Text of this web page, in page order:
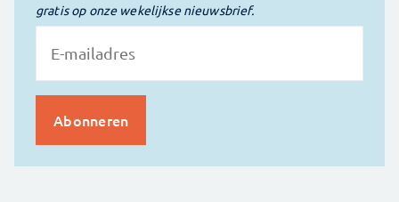
gratis op onze wekelijkse nieuwsbrief.